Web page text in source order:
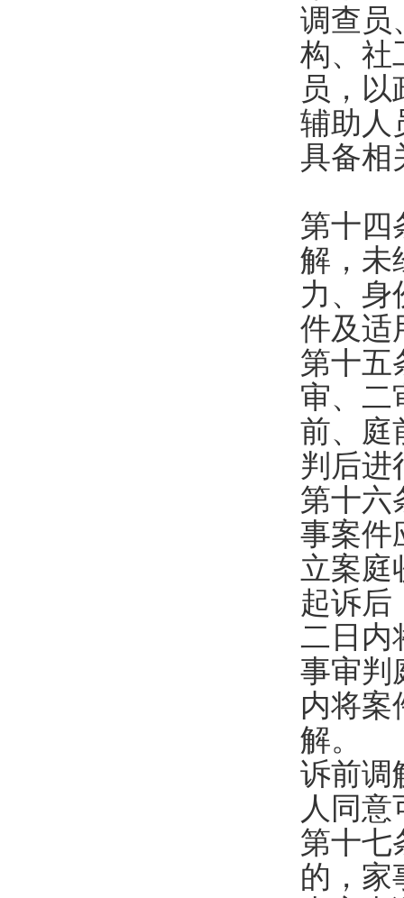
调查员
构、社
员，
辅助人
具备相
第十
解，未
力、身
件及适
第十
审、二
前、庭
判后进
第十
事案件
立案庭
起诉后
二日内
事审判
内将案
解。
诉前调
人同意
第十
的，家